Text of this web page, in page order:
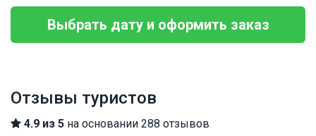
Выбрать дату и оформить заказ
Отзывы туристов
4.9 из 5 на основании 288 отзывов